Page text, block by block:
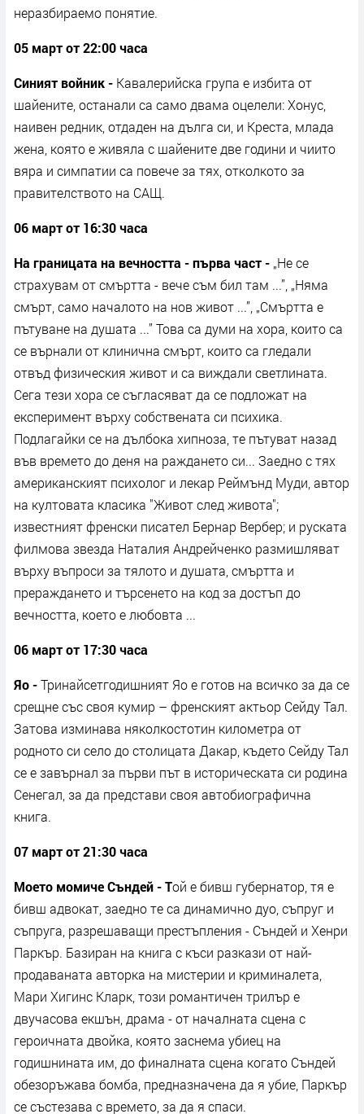
неразбираемо понятие.
05 март от 22:00 часа
Синият войник - Кавалерийска група е избита от
шайените, останали са само двама оцелели: Хонус,
наивен редник, отдаден на дълга си, и Креста, млада
жена, която е живяла с шайените две години и чиито
вяра и симпатии са повече за тях, отколкото за
правителството на САЩ.
06 март от 16:30 часа
На границата на вечността - първа част - „Не се
страхувам от смъртта - вече съм бил там ...”, „Няма
смърт, само началото на нов живот ...”, „Смъртта е
пътуване на душата ...” Това са думи на хора, които са
се върнали от клинична смърт, които са гледали
отвъд физическия живот и са виждали светлината.
Сега тези хора се съгласяват да се подложат на
експеримент върху собствената си психика.
Подлагайки се на дълбока хипноза, те пътуват назад
във времето до деня на раждането си... Заедно с тях
американският психолог и лекар Реймънд Муди, автор
на култовата класика "Живот след живота";
известният френски писател Бернар Вербер; и руската
филмова звезда Наталия Андрейченко размишляват
върху въпроси за тялото и душата, смъртта и
прераждането и търсенето на код за достъп до
вечността, което е любовта ...
06 март от 17:30 часа
Яо -Тринайсетгодишният Яо е готов на всичко за да се
срещне със своя кумир – френският актьор Сейду Тал.
Затова изминава няколкостотин километра от
родното си село до столицата Дакар, където Сейду Тал
се е завърнал за първи път в историческата си родина
Сенегал, за да представи своя автобиографична
книга.
07 март от 21:30 часа
Моето момиче Съндей - Той е бивш губернатор, тя е
бивш адвокат, заедно те са динамично дуо, съпруг и
съпруга, разрешаващи престъпления - Съндей и Хенри
Паркър. Базиран на книга с къси разкази от най-
продаваната авторка на мистерии и криминалета,
Мари Хигинс Кларк, този романтичен трилър е
двучасова екшън, драма - от началната сцена с
героичната двойка, която заснема убиец на
годишнината им, до финалната сцена когато Съндей
обезоръжава бомба, предназначена да я убие, Паркър
се състезава с времето, за да я спаси.